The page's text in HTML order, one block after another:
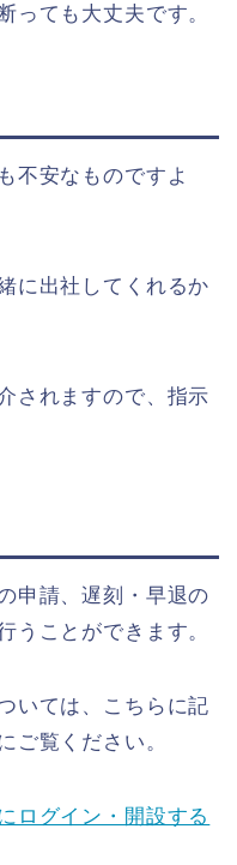
っても大丈夫です。
不安なものですよ
に出社してくれるか
されますので、指示
申請、遅刻・早退の
うことができます。
いては、こちらに記
ご覧ください。
ログイン・開設する